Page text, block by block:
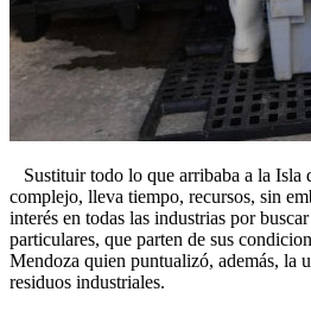
Sustituir todo lo que arribaba a la Isla
complejo, lleva tiempo, recursos, sin
interés en todas las industrias por
particulares, que parten de sus
Mendoza quien puntualizó, además, la
residuos industriales.